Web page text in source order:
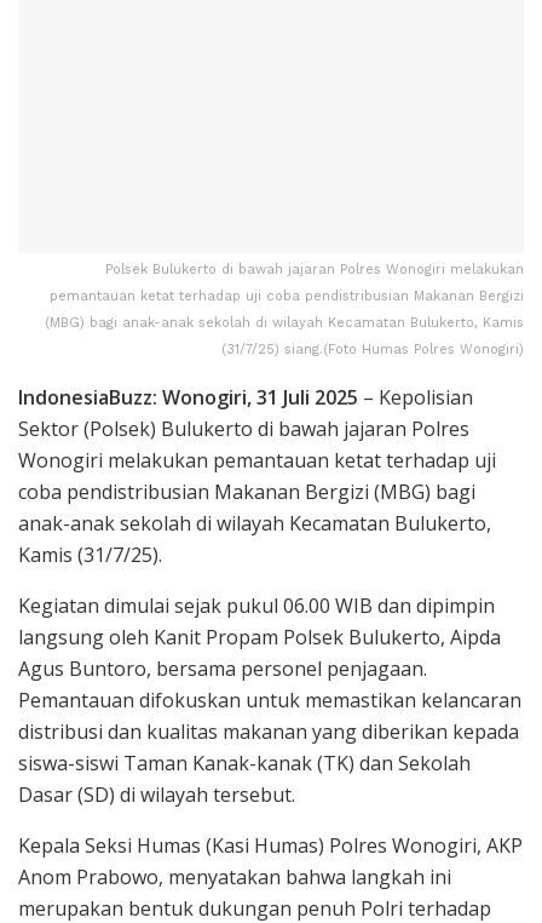
Polsek Bulukerto di bawah jajaran Polres Wonogiri melakukan
pemantauan ketat terhadap uji coba pendistribusian Makanan Bergizi
(MBG) bagi anak-anak sekolah di wilayah Kecamatan Bulukerto, Kamis
(31/7/25) siang.(Foto Humas Polres Wonogiri)
IndonesiaBuzz: Wonogiri, 31 Juli 2025 – Kepolisian
Sektor (Polsek) Bulukerto di bawah jajaran Polres
Wonogiri melakukan pemantauan ketat terhadap uji
coba pendistribusian Makanan Bergizi (MBG) bagi
anak-anak sekolah di wilayah Kecamatan Bulukerto,
Kamis (31/7/25).
Kegiatan dimulai sejak pukul 06.00 WIB dan dipimpin
langsung oleh Kanit Propam Polsek Bulukerto, Aipda
Agus Buntoro, bersama personel penjagaan.
Pemantauan difokuskan untuk memastikan kelancaran
distribusi dan kualitas makanan yang diberikan kepada
siswa-siswi Taman Kanak-kanak (TK) dan Sekolah
Dasar (SD) di wilayah tersebut.
Kepala Seksi Humas (Kasi Humas) Polres Wonogiri, AKP
Anom Prabowo, menyatakan bahwa langkah ini
merupakan bentuk dukungan penuh Polri terhadap